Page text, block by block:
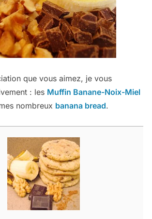
que vous aimez, je vous
: les Muffin Banane-Noix-Miel
nombreux banana bread.